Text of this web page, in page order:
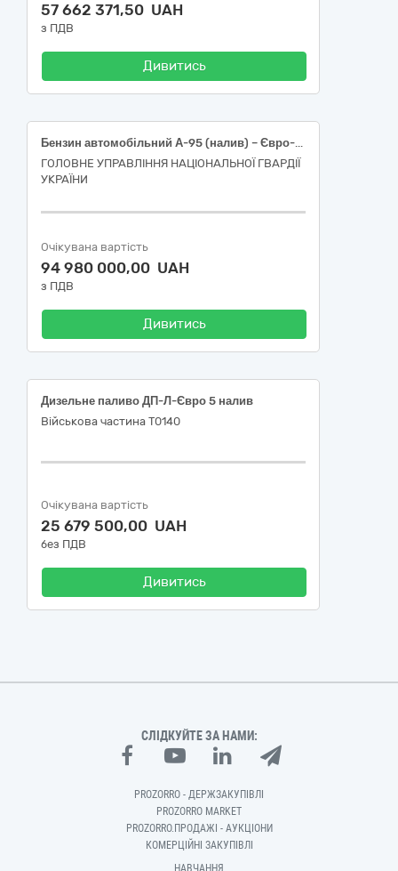
57 662 371,50 UAH
з ПДВ
Дивитись
Бензин автомобільний А-95 (налив) – Євро-5 – Е5 (Е0, Е7, Е10)
ГОЛОВНЕ УПРАВЛІННЯ НАЦІОНАЛЬНОЇ ГВАРДІЇ
УКРАЇНИ
Очікувана вартість
94 980 000,00 UAH
з ПДВ
Дивитись
Дизельне паливо ДП-Л-Євро 5 налив
Військова частина Т0140
Очікувана вартість
25 679 500,00 UAH
без ПДВ
Дивитись
СЛІДКУЙТЕ ЗА НАМИ:
PROZORRO - ДЕРЖЗАКУПІВЛІ
PROZORRO MARKET
PROZORRO.ПРОДАЖІ - АУКЦІОНИ
КОМЕРЦІЙНІ ЗАКУПІВЛІ
НАВЧАННЯ